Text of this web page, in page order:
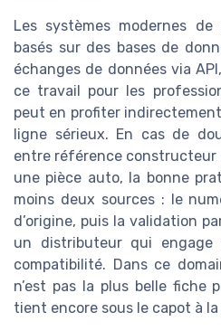
Les systèmes modernes
basés sur des bases de
échanges de données via
ce travail pour les
peut en profiter
ligne sérieux. En cas de
entre référence
une pièce auto, la bonne
moins deux sources : le
d’origine, puis la validation
un distributeur qui engage
compatibilité. Dans ce
n’est pas la plus belle fiche
tient encore sous le capot à